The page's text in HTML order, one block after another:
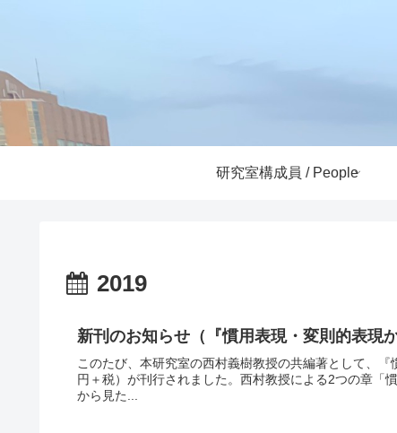
研究室構成員 / People
2019
新刊のお知らせ（『慣用表現・変則的表現
このたび、本研究室の西村義樹教授の共編著として、
円＋税）が刊行されました。西村教授による2つの章「
から見た...